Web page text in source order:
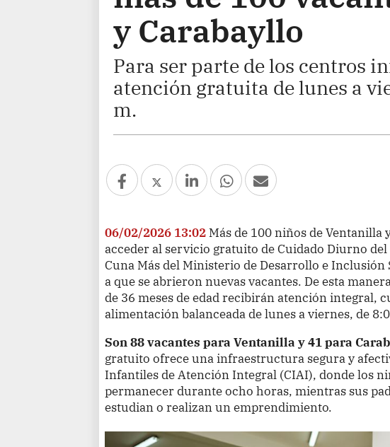
y Carabayllo
Para ser parte de los centros
atención gratuita de lunes a
m.
06/02/2026 13:02 Más de 100 niños de Ventanilla
acceder al servicio gratuito de Cuidado Diurno
Cuna Más del Ministerio de Desarrollo e Inclusión
a que se abrieron nuevas vacantes. De esta
de 36 meses de edad recibirán atención integral,
alimentación balanceada de lunes a viernes, de
Son 88 vacantes para Ventanilla y 41 para
gratuito ofrece una infraestructura segura y
Infantiles de Atención Integral (CIAI), donde los
permanecer durante ocho horas, mientras sus
estudian o realizan un emprendimiento.